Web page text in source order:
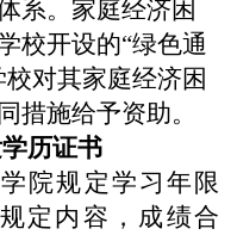
系。家庭经济困
校开设的“绿色通
对其家庭经济困
措施给予资助。
历证书
学院规定学习年限
定内容，成绩合